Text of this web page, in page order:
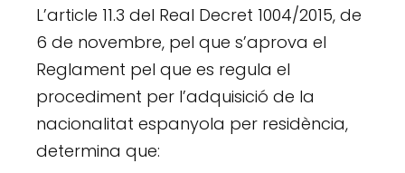
L’article 11.3 del Real Decret 1004/2015, de
6 de novembre, pel que s’aprova el
Reglament pel que es regula el
procediment per l’adquisició de la
nacionalitat espanyola per residència,
determina que: